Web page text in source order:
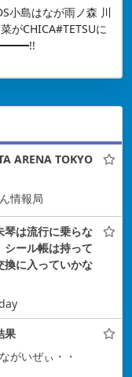
小島はなが雨ノ森 川
がCHICA#TETSUに
ARENA TOKYO
情報局
琴は流行に乗らな
シール帳は持って
換に入っていかな
果
がいぜぃ・・